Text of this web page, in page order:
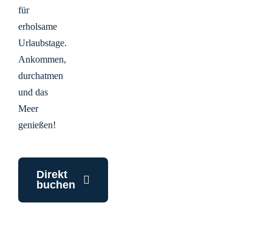
für
erholsame
Urlaubstage.
Ankommen,
durchatmen
und das
Meer
genießen!
Direkt
buchen